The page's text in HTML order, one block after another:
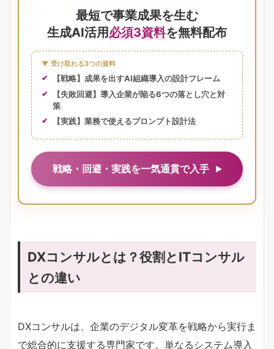
最短で事業成果を生む
生成AI活用必須3資料を無料配布
▼ 受け取れる3つの資料
【戦略】成果を出すAI組織導入の設計フレーム
【失敗回避】導入企業が陥る6つの落とし穴と対
策
【実践】業務で使えるプロンプト設計法
戦略・回避・実践を一気通貫で入手
DXコンサルとは？役割とITコンサル
との違い
DXコンサルは、企業のデジタル変革を戦略から実行ま
で総合的に支援する専門家です。単なるシステム導入